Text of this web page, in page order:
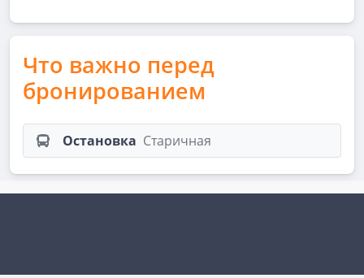
Что важно перед
бронированием
Остановка Старичная